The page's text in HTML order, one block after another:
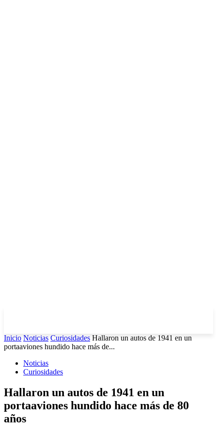
Inicio Noticias Curiosidades Hallaron un autos de 1941 en un
portaaviones hundido hace más de...
Noticias
Curiosidades
Hallaron un autos de 1941 en un
portaaviones hundido hace más de 80
años